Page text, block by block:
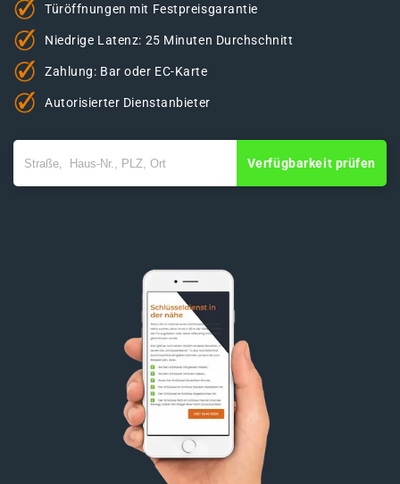
Türöffnungen mit Festpreisgarantie
Niedrige Latenz: 25 Minuten Durchschnitt
Zahlung: Bar oder EC-Karte
Autorisierter Dienstanbieter
Verfügbarkeit prüfen